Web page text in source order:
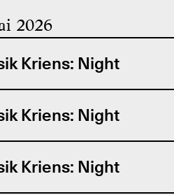
2026
Kriens: Night
Kriens: Night
Kriens: Night